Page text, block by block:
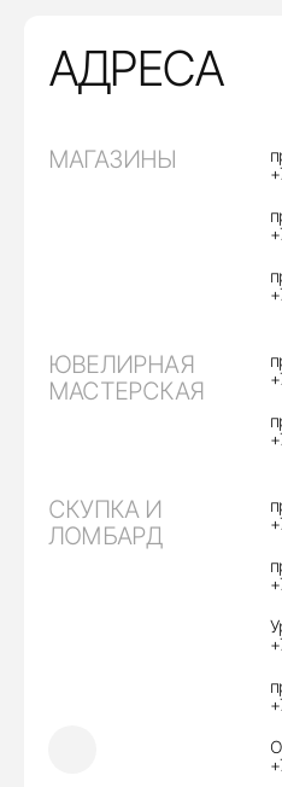
АДРЕСА
МАГАЗИНЫ
ЮВЕЛИРНАЯ
МАСТЕРСКАЯ
СКУПКА И
ЛОМБАРД